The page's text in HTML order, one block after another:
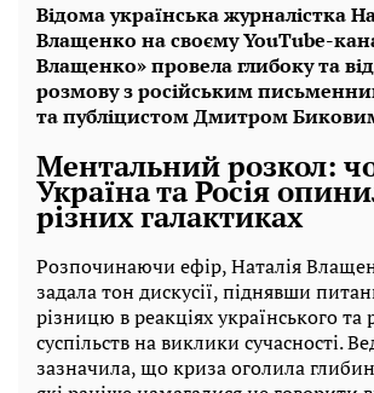
Відома українська журналістка
Влащенко на своєму YouTube-
Влащенко» провела глибоку та
розмову з російським
та публіцистом Дмитром
Ментальний розкол:
Україна та Росія
різних галактиках
Розпочинаючи ефір, Наталія
задала тон дискусії, піднявши
різницю в реакціях українського та
суспільств на виклики сучасності.
зазначила, що криза оголила